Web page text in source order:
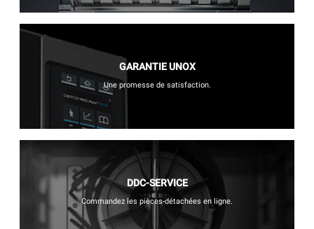
GARANTIE UNOX
Une promesse de satisfaction.
DDC-SERVICE
Commandez les pièces-détachées en ligne.